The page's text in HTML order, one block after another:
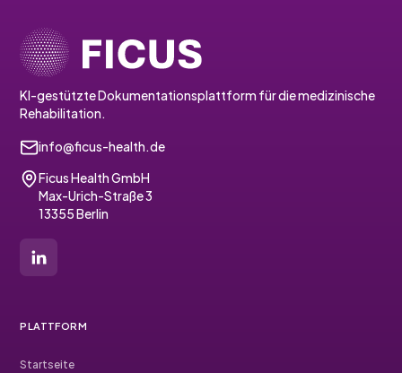
KI-gestützte Dokumentationsplattform für die medizinische
Rehabilitation.
info@ficus-health.de
Ficus Health GmbH
Max-Urich-Straße 3
13355 Berlin
PLATTFORM
Startseite